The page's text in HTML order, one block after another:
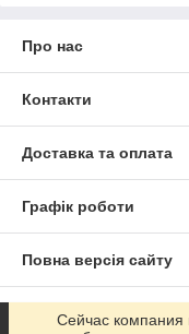
Про нас
Контакти
Доставка та оплата
Графік роботи
Повна версія сайту
Сайт створено на
Сейчас компания